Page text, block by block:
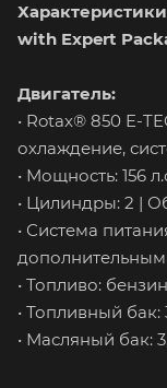
with Expert
Двигатель:
• Rotax® 850 E-
охлаждение,
• Мощность: 156
• Цилиндры: 2 |
• Система
• Топливо:
• Топливный бак:
• Масляный бак: